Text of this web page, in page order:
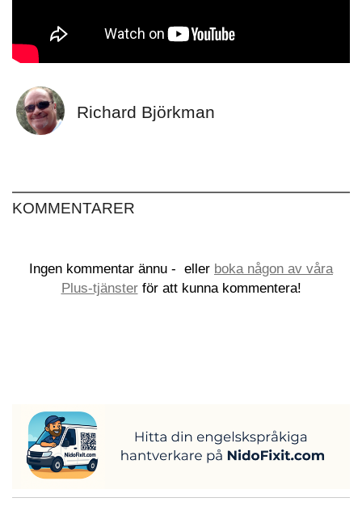
Richard Björkman
KOMMENTARER
Ingen kommentar ännu - eller boka någon av våra
Plus-tjänsterför att kunna kommentera!